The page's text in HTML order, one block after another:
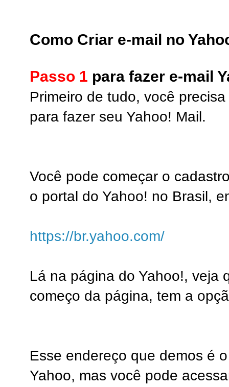
Como Criar e-mail no
Passo 1 para fazer e-mail
Primeiro de tudo, você
para fazer seu Yahoo! Mail.
Você pode começar o
o portal do Yahoo! no Brasil,
https://br.yahoo.com/
Lá na página do Yahoo!, veja
começo da página, tem a
Esse endereço que demos é
Yahoo, mas você pode